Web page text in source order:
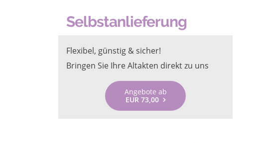
Selbstanlieferung
Flexibel, günstig & sicher!
Bringen Sie Ihre Altakten direkt zu uns
Angebote ab
EUR 73,00